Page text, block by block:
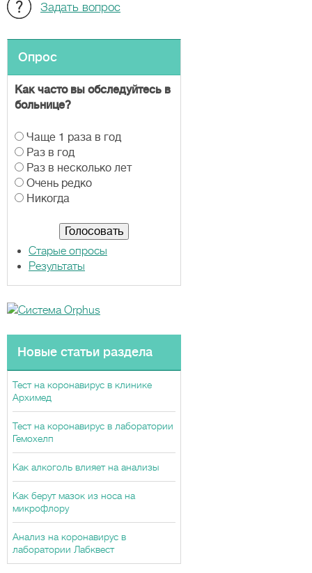
Задать вопрос
Опрос
Как часто вы обследуйтесь в
больнице?
В
а
р
и
а
Чаще 1 раза в год
Раз в год
Раз в несколько лет
Очень редко
Никогда
Старые опросы
Результаты
Новые статьи раздела
Тест на коронавирус в клинике
Архимед
Тест на коронавирус в лаборатории
Гемохелп
Как алкоголь влияет на анализы
Как берут мазок из носа на
микрофлору
Анализ на коронавирус в
лаборатории Лабквест